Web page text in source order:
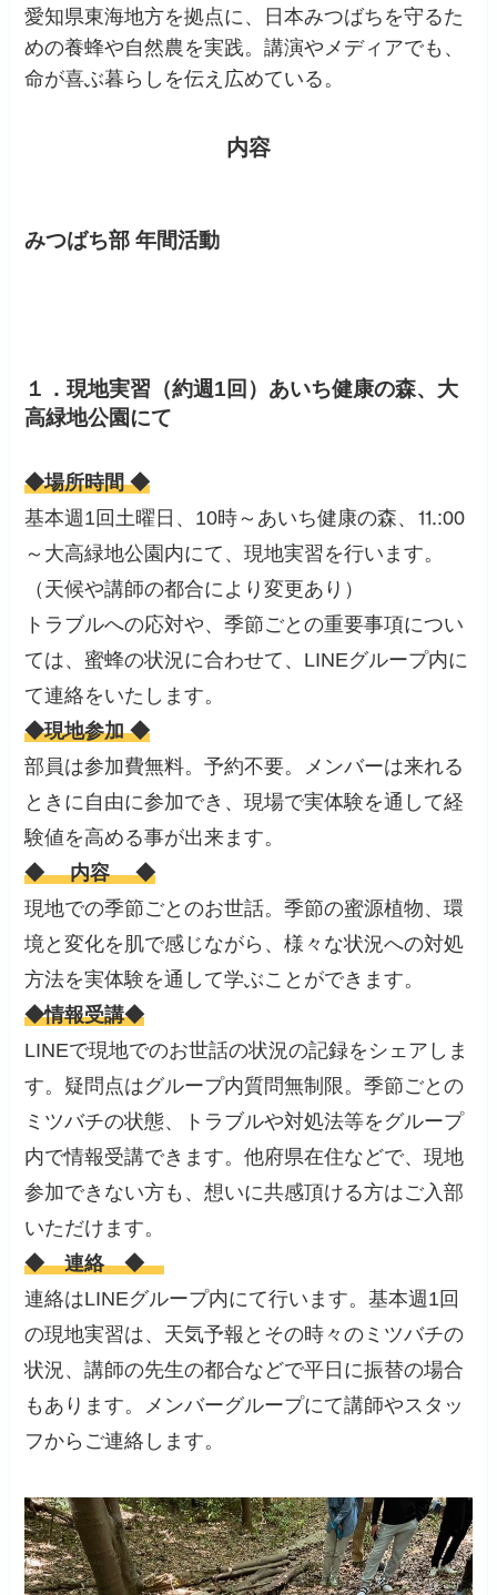
愛知県東海地方を拠点に、日本みつばちを守るた
めの養蜂や自然農を実践。講演やメディアでも、
命が喜ぶ暮らしを伝え広めている。
内容
みつばち部 年間活動
１．現地実習（約週1回）あいち健康の森、大
高緑地公園にて
◆場所時間 ◆
基本週1回土曜日、10時～あいち健康の森、⒒:00
～大高緑地公園内にて、現地実習を行います。
（天候や講師の都合により変更あり）
トラブルへの応対や、季節ごとの重要事項につい
ては、蜜蜂の状況に合わせて、LINEグループ内に
て連絡をいたします。
◆現地参加 ◆
部員は参加費無料。予約不要。メンバーは来れる
ときに自由に参加でき、現場で実体験を通して経
験値を高める事が出来ます。
◆ 内容 ◆
現地での季節ごとのお世話。季節の蜜源植物、環
境と変化を肌で感じながら、様々な状況への対処
方法を実体験を通して学ぶことができます。
◆情報受講◆
LINEで現地でのお世話の状況の記録をシェアしま
す。疑問点はグループ内質問無制限。季節ごとの
ミツバチの状態、トラブルや対処法等をグループ
内で情報受講できます。他府県在住などで、現地
参加できない方も、想いに共感頂ける方はご入部
いただけます。
◆ 連絡 ◆
連絡はLINEグループ内にて行います。基本週1回
の現地実習は、天気予報とその時々のミツバチの
状況、講師の先生の都合などで平日に振替の場合
もあります。メンバーグループにて講師やスタッ
フからご連絡します。